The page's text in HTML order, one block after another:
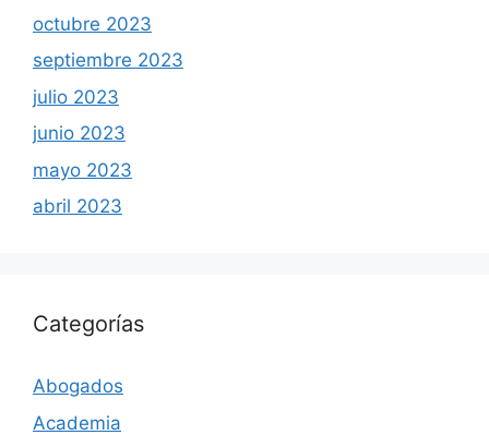
octubre 2023
septiembre 2023
julio 2023
junio 2023
mayo 2023
abril 2023
Categorías
Abogados
Academia